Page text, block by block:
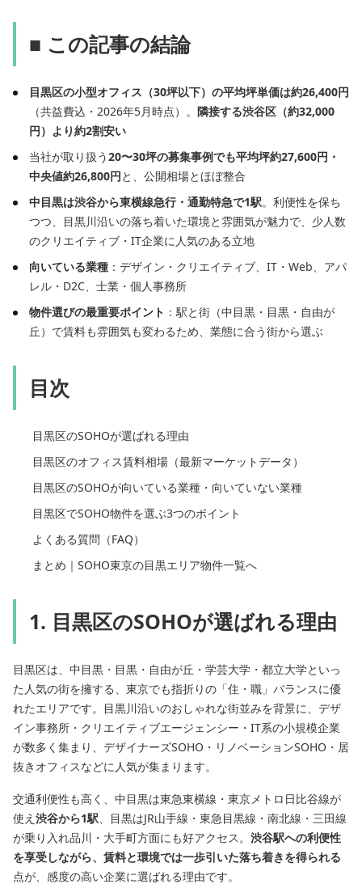
■ この記事の結論
目黒区の小型オフィス（30坪以下）の平均坪単価は約26,400円
（共益費込・2026年5月時点）。 隣接する渋谷区（約32,000
円）より約2割安い
当社が取り扱う20〜30坪の募集事例でも平均坪約27,600円・
中央値約26,800円と、公開相場とほぼ整合
中目黒は渋谷から東横線急行・通勤特急で1駅。利便性を保ち
つつ、目黒川沿いの落ち着いた環境と雰囲気が魅力で、少人数
のクリエイティブ・IT企業に人気のある立地
向いている業種 ：デザイン・クリエイティブ、IT・Web、アパ
レル・D2C、士業・個人事務所
物件選びの最重要ポイント ：駅と街（中目黒・目黒・自由が
丘）で賃料も雰囲気も変わるため、業態に合う街から選ぶ
目次
目黒区のSOHOが選ばれる理由
目黒区のオフィス賃料相場（最新マーケットデータ）
目黒区のSOHOが向いている業種・向いていない業種
目黒区でSOHO物件を選ぶ3つのポイント
よくある質問（FAQ）
まとめ｜SOHO東京の目黒エリア物件一覧へ
1. 目黒区のSOHOが選ばれる理由
目黒区は、中目黒・目黒・自由が丘・学芸大学・都立大学といっ
た人気の街を擁する、東京でも指折りの「住・職」バランスに優
れたエリアです。目黒川沿いのおしゃれな街並みを背景に、デザ
イン事務所・クリエイティブエージェンシー・IT系の小規模企業
が数多く集まり、デザイナーズSOHO・リノベーションSOHO・居
抜きオフィスなどに人気が集まります。
交通利便性も高く、中目黒は東急東横線・東京メトロ日比谷線が
使え 渋谷から1駅 、目黒はJR山手線・東急目黒線・南北線・三田線
が乗り入れ品川・大手町方面にも好アクセス。 渋谷駅への利便性
を享受しながら、賃料と環境では一歩引いた落ち着きを得られる
点が、感度の高い企業に選ばれる理由です。